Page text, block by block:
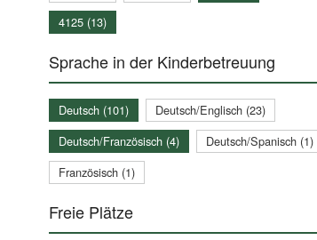
4125 (13)
Sprache in der Kinderbetreuung
Deutsch (101)
Deutsch/Englisch (23)
Deutsch/Französisch (4)
Deutsch/Spanisch (1)
Französisch (1)
Freie Plätze